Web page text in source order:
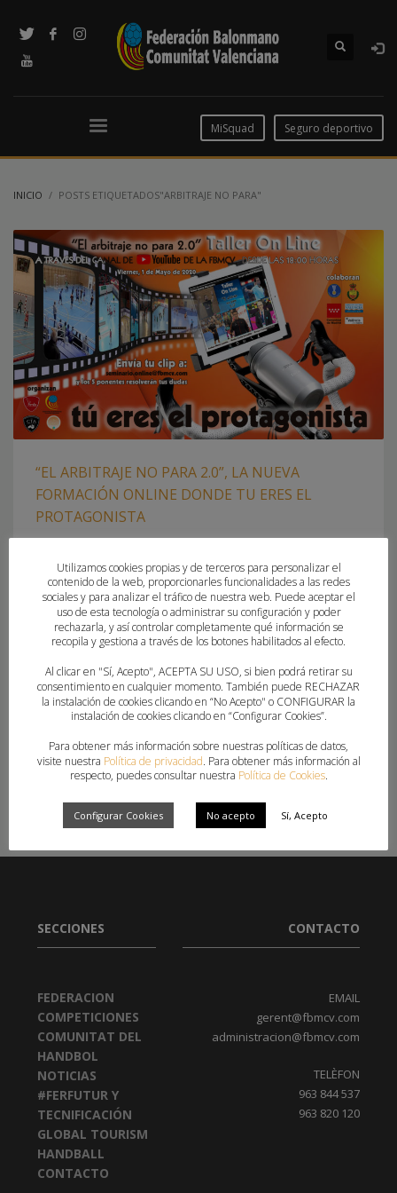
MiSquad Seguro deportivo
INICIO POSTS ETIQUETADOS"ARBITRAJE NO PARA"
“EL ARBITRAJE NO PARA 2.0”, LA NUEVA
FORMACIÓN ONLINE DONDE TU ERES EL
PROTAGONISTA
Viernes 1, 18:00 horas, en el Canal de Youtube de la FBMCV
Gran aceptación entre los usuarios del nuevo taller online
de formación arbitral organizado por los Comités Técnicos
Balonmano de la Comunidad Valenciana. Se trata de un
Taller Online en el que los participantes han
PUBLICADO EN FEDERACION,PORTADA
ETIQUETADO BAJO: ARBITRAJE,ARBITRAJE NO PARA
SECCIONES
FEDERACION
COMPETICIONES
COMUNITAT DEL
HANDBOL
NOTICIAS
#FERFUTUR Y
TECNIFICACIÓN
GLOBAL TOURISM
HANDBALL
CONTACTO
CONTACTO
EMAIL
gerent@fbmcv.com
administracion@fbmcv.com
TELÈFON
963 844 537
963 820 120
Utilizamos cookies propias y de terceros para personalizar el
contenido de la web, proporcionarles funcionalidades a las redes
sociales y para analizar el tráfico de nuestra web. Puede aceptar el
uso de esta tecnología o administrar su configuración y poder
rechazarla, y así controlar completamente qué información se
recopila y gestiona a través de los botones habilitados al efecto.
Al clicar en "Sí, Acepto", ACEPTA SU USO, si bien podrá retirar su
consentimiento en cualquier momento. También puede RECHAZAR
la instalación de cookies clicando en “No Acepto" o CONFIGURAR la
instalación de cookies clicando en “Configurar Cookies”.
Para obtener más información sobre nuestras políticas de datos,
visite nuestra Política de privacidad. Para obtener más información al
respecto, puedes consultar nuestra Política de Cookies.
Configurar Cookies No acepto Sí, Acepto